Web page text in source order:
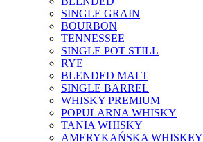
SINGLE GRAIN
BOURBON
TENNESSEE
SINGLE POT STILL
RYE
BLENDED MALT
SINGLE BARREL
WHISKY PREMIUM
POPULARNA WHISKY
TANIA WHISKY
AMERYKAŃSKA WHISKEY